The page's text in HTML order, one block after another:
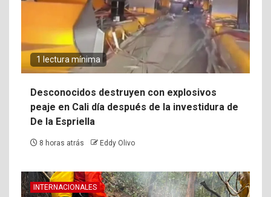
1 lectura mínima
Desconocidos destruyen con explosivos
peaje en Cali día después de la investidura de
De la Espriella
8 horas atrás Eddy Olivo
INTERNACIONALES